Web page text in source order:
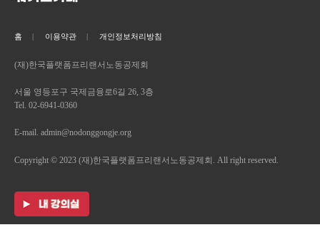
홈 이용약관 개인정보처리방침
(재)한국플랫폼프리랜서노동공제회
서울 영등포구 국제금융로6길 26, 3층
Tel. 02-6941-0360
E-mail. admin@nodonggongje.org
Copyright © 2023 (재)한국플랫폼프리랜서노동공제회. All right reserved.